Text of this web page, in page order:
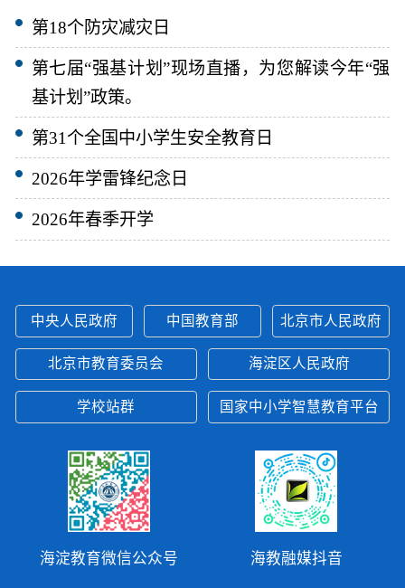
第18个防灾减灾日
第七届“强基计划”现场直播，为您解读今年“强
基计划”政策。
第31个全国中小学生安全教育日
2026年学雷锋纪念日
2026年春季开学
中央人民政府 中国教育部 北京市人民政府
北京市教育委员会 海淀区人民政府
学校站群 国家中小学智慧教育平台
海淀教育微信公众号 海教融媒抖音